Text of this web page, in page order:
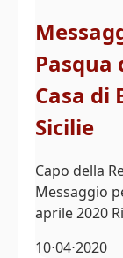
Pasqua
Casa di
Sicilie
Capo della
Messaggio
aprile 2020
10⋅04⋅2020